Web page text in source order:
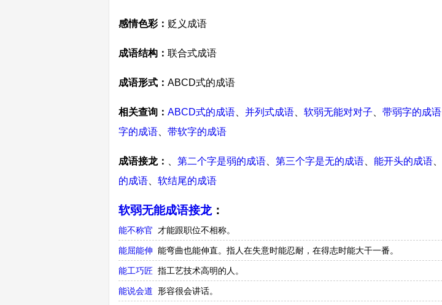
感情色彩： 贬义成语
成语结构： 联合式成语
成语形式： ABCD式的成语
相关查询： ABCD式的成语 并列式成语 软弱无能对对子 带弱字的成语
字的成语
带软字的成语
成语接龙： 第二个字是弱的成语 第三个字是无的成语 能开头的成语
的成语
软结尾的成语
软弱无能成语接龙：
能不称官 才能跟职位不相称。
能屈能伸 能弯曲也能伸直。指人在失意时能忍耐，在得志时能大干一番。
能工巧匠 指工艺技术高明的人。
能说会道 形容很会讲话。